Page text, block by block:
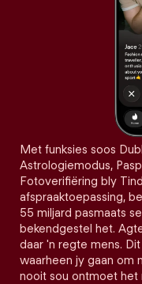
Met funksies soos
Astrologiemodus,
Fotoverifiëring bly
afspraaktoepassing,
55 miljard pasmaats
bekendgestel het.
daar 'n regte mens.
waarheen jy gaan om
nooit sou ontmoet het